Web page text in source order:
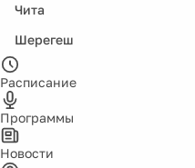
Чита
Шерегеш
Расписание
Программы
Новости